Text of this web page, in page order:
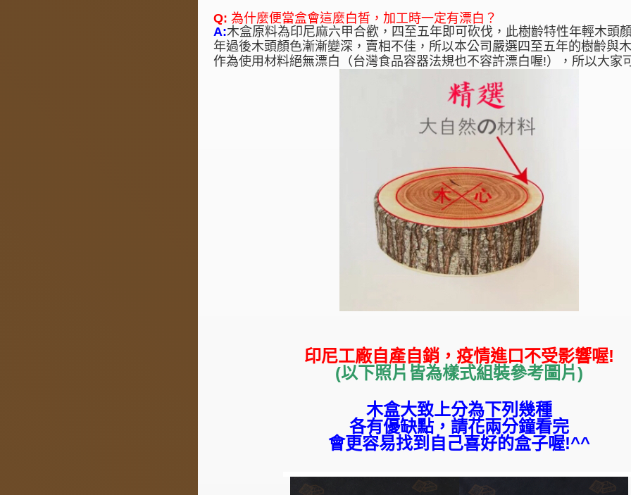
Q:為什麼便當盒會這麼白皙，加工時一定有漂白？
A:木盒原料為印尼麻六甲合歡，四至五年即可砍伐，此樹齡特性年輕木頭
年過後木頭顏色漸漸變深，賣相不佳，所以本公司嚴選四至五年的樹齡與
作為使用材料絕無漂白（台灣食品容器法規也不容許漂白喔!），所以大家
印尼工廠自產自銷，疫情進口不受影響喔!
(以下照片皆為樣式組裝參考圖片)
木盒大致上分為下列幾種
各有優缺點，請花兩分鐘看完
會更容易找到自己喜好的盒子喔!^^